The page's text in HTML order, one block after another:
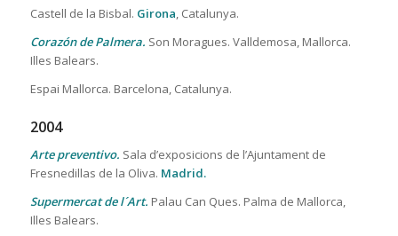
Castell de la Bisbal. Girona, Catalunya.
Corazón de Palmera. Son Moragues. Valldemosa, Mallorca.
Illes Balears.
Espai Mallorca. Barcelona, Catalunya.
2004
Arte preventivo. Sala d’exposicions de l’Ajuntament de
Fresnedillas de la Oliva. Madrid.
Supermercat de l´Art. Palau Can Ques. Palma de Mallorca,
Illes Balears.